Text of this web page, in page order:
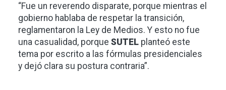
“Fue un reverendo disparate, porque mientras el
gobierno hablaba de respetar la transición,
reglamentaron la Ley de Medios. Y esto no fue
una casualidad, porque SUTEL planteó este
tema por escrito a las fórmulas presidenciales
y dejó clara su postura contraria”.